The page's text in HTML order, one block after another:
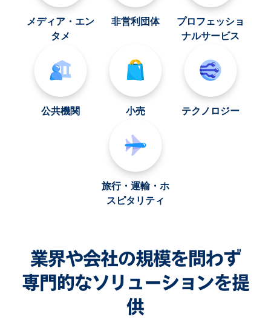
メディア・エン
タメ
非営利団体
プロフェッショ
ナルサービス
公共機関 小売 テクノロジー
旅行・運輸・ホ
スピタリティ
業界や会社の規模を問わず
専門的なソリューションを提
供